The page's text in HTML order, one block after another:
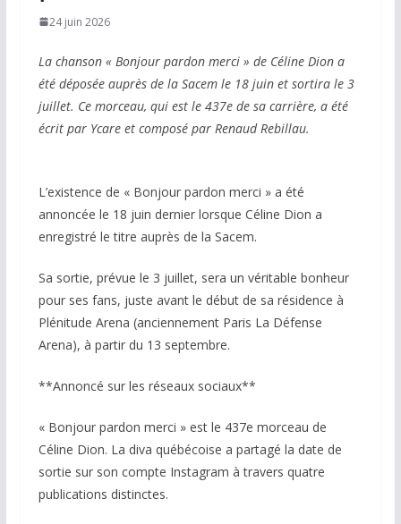
24 juin 2026
La chanson « Bonjour pardon merci » de Céline Dion a
été déposée auprès de la Sacem le 18 juin et sortira le 3
juillet. Ce morceau, qui est le 437e de sa carrière, a été
écrit par Ycare et composé par Renaud Rebillau.
L’existence de « Bonjour pardon merci » a été
annoncée le 18 juin dernier lorsque Céline Dion a
enregistré le titre auprès de la Sacem.
Sa sortie, prévue le 3 juillet, sera un véritable bonheur
pour ses fans, juste avant le début de sa résidence à
Plénitude Arena (anciennement Paris La Défense
Arena), à partir du 13 septembre.
**Annoncé sur les réseaux sociaux**
« Bonjour pardon merci » est le 437e morceau de
Céline Dion. La diva québécoise a partagé la date de
sortie sur son compte Instagram à travers quatre
publications distinctes.